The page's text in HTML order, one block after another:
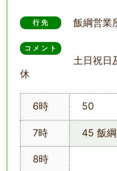
行先 飯綱営業
コメント
土日祝日
休
6時 50
7時 45 飯
8時